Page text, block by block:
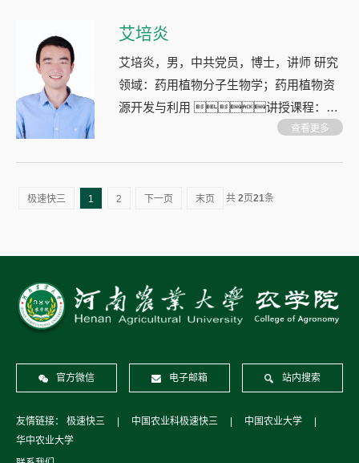
艾培炎
艾培炎，男，中共党员，博士，讲师 研究
领域：药用植物分子生物学；药用植物资
源开发与利用 讲授课程：中
查看更多
极速快三 1 2 下一页 末页 共 2页21条
官方微信 电子邮箱 站内搜索
友情链接： 极速快三 中国农业科极速快三 中国农业大学
华中农业大学